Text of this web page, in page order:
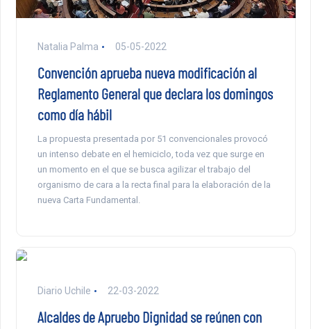
Natalia Palma 05-05-2022
Convención aprueba nueva modificación al
Reglamento General que declara los domingos
como día hábil
La propuesta presentada por 51 convencionales provocó
un intenso debate en el hemiciclo, toda vez que surge en
un momento en el que se busca agilizar el trabajo del
organismo de cara a la recta final para la elaboración de la
nueva Carta Fundamental.
Diario Uchile 22-03-2022
Alcaldes de Apruebo Dignidad se reúnen con